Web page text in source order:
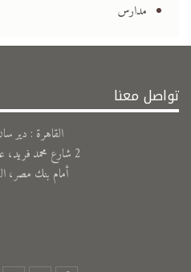
مدارس
تواصل معنا
القاهرة : دير
2 شارع محمد فريد، عابدين ، القاهرة
أمام بنك مصر،